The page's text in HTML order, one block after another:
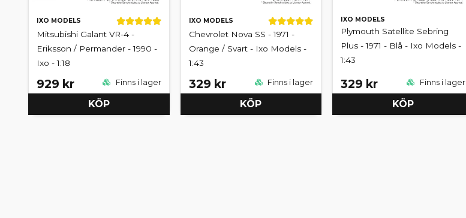
IXO MODELS
Mitsubishi Galant VR-4 -
Eriksson / Permander - 1990 -
Ixo - 1:18
929 kr Finns i lager
KÖP
IXO MODELS
Chevrolet Nova SS - 1971 -
Orange / Svart - Ixo Models -
1:43
329 kr Finns i lager
KÖP
IXO MODELS
Plymouth Satellite Sebring
Plus - 1971 - Blå - Ixo Models -
1:43
329 kr Finns i lager
KÖP